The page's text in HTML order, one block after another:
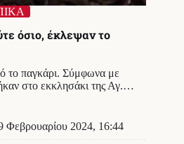
όσιο, έκλεψαν το
το παγκάρι. Σύμφωνα με
στο εκκλησάκι της Αγ.…
Φεβρουαρίου 2024, 16:44